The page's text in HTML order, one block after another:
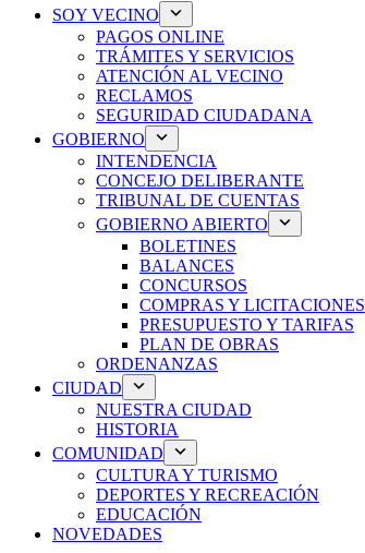
SOY VECINO
PAGOS ONLINE
TRÁMITES Y SERVICIOS
ATENCIÓN AL VECINO
RECLAMOS
SEGURIDAD CIUDADANA
GOBIERNO
INTENDENCIA
CONCEJO DELIBERANTE
TRIBUNAL DE CUENTAS
GOBIERNO ABIERTO
BOLETINES
BALANCES
CONCURSOS
COMPRAS Y LICITACIONES
PRESUPUESTO Y TARIFAS
PLAN DE OBRAS
ORDENANZAS
CIUDAD
NUESTRA CIUDAD
HISTORIA
COMUNIDAD
CULTURA Y TURISMO
DEPORTES Y RECREACIÓN
EDUCACIÓN
NOVEDADES